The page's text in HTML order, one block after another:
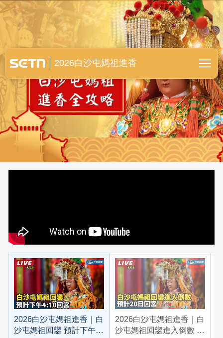
白沙屯媽祖進香全紀錄
2026白沙屯媽祖進香
2026白沙屯媽祖進香｜白
沙屯媽祖回鑾 預計下午
2026白沙屯媽祖進香｜白
沙屯媽祖回鑾進入倒數 預